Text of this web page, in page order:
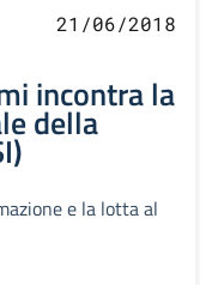
21/06/2018
incontra la
della
e la lotta al